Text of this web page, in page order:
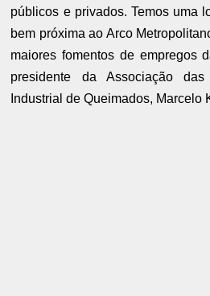
públicos e privados. Temos uma
bem próxima ao Arco
maiores fomentos de empregos
presidente da Associação
Industrial de Queimados, Marcelo